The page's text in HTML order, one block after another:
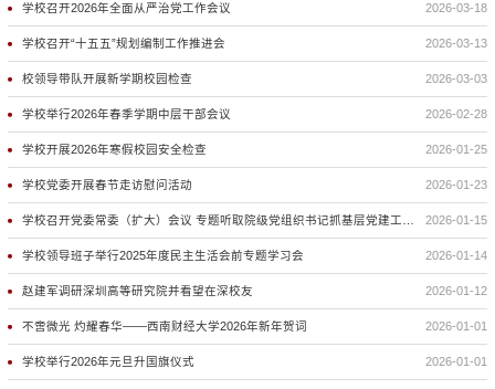
2026-03-18
学校召开2026年全面从严治党工作会议
2026-03-13
学校召开“十五五”规划编制工作推进会
2026-03-03
校领导带队开展新学期校园检查
2026-02-28
学校举行2026年春季学期中层干部会议
2026-01-25
学校开展2026年寒假校园安全检查
2026-01-23
学校党委开展春节走访慰问活动
2026-01-15
学校召开党委常委（扩大）会议 专题听取院级党组织书记抓基层党建工作述职
2026-01-14
学校领导班子举行2025年度民主生活会前专题学习会
2026-01-12
赵建军调研深圳高等研究院并看望在深校友
2026-01-01
不啻微光 灼耀春华——西南财经大学2026年新年贺词
2026-01-01
学校举行2026年元旦升国旗仪式